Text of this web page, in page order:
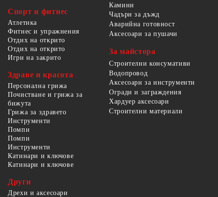
Спорт и фитнес
Атлетика
Фитнес и упражнения
Отдих на открито
Отдих на открито
Игри на закрито
Здраве и красота
Персонална грижа
Почистване и грижа за
бижута
Грижа за здравето
Камини
Чадъри за дъжд
Аварийна готовност
Аксесоари за пушачи
За майстора
Строителни консумативи
Водопровод
Аксесоари за инструменти
Огради и заграждения
Хардуер аксесоари
Строителни материали
Инструменти
Помпи
Помпи
Инструменти
Катинари и ключове
Катинари и ключове
Други
Дрехи и аксесоари